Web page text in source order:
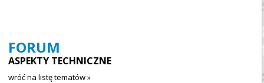
FORUM
ASPEKTY TECHNICZNE
wróć na listę tematów »